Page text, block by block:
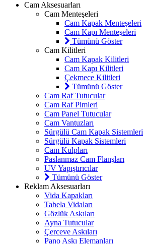
Cam Aksesuarları
Cam Menteşeleri
Cam Kapak Menteşeleri
Cam Kapı Menteşeleri
Tümünü Göster
Cam Kilitleri
Cam Kapak Kilitleri
Cam Kapı Kilitleri
Çekmece Kilitleri
Tümünü Göster
Cam Raf Tutucular
Cam Raf Pimleri
Cam Panel Tutucular
Cam Vantuzları
Sürgülü Cam Kapak Sistemleri
Sürgülü Kapak Sistemleri
Cam Kulpları
Paslanmaz Cam Flanşları
UV Yapıştırıcılar
Tümünü Göster
Reklam Aksesuarları
Vida Kapakları
Tabela Vidaları
Gözlük Askıları
Ayna Tutucular
Çerceve Askıları
Pano Askı Elemanları